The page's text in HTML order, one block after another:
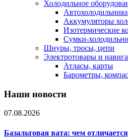
Холодильное
Аккумуляторы
Изотермические
Сумки-
Шнуры, тросы, цепи
Электротовары и
Атласы, карты
Барометры,
Наши новости
07.08.2026
Базальтовая вата: чем